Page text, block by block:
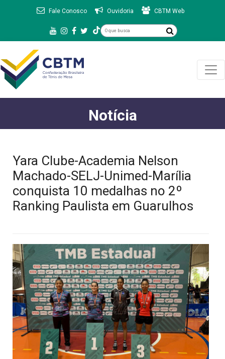
Fale Conosco Ouvidoria CBTM Web
Notícia
Yara Clube-Academia Nelson
Machado-SELJ-Unimed-Marília
conquista 10 medalhas no 2º
Ranking Paulista em Guarulhos